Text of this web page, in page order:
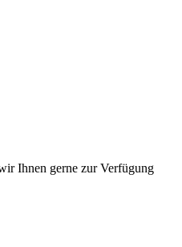
Ihnen gerne zur Verfügung